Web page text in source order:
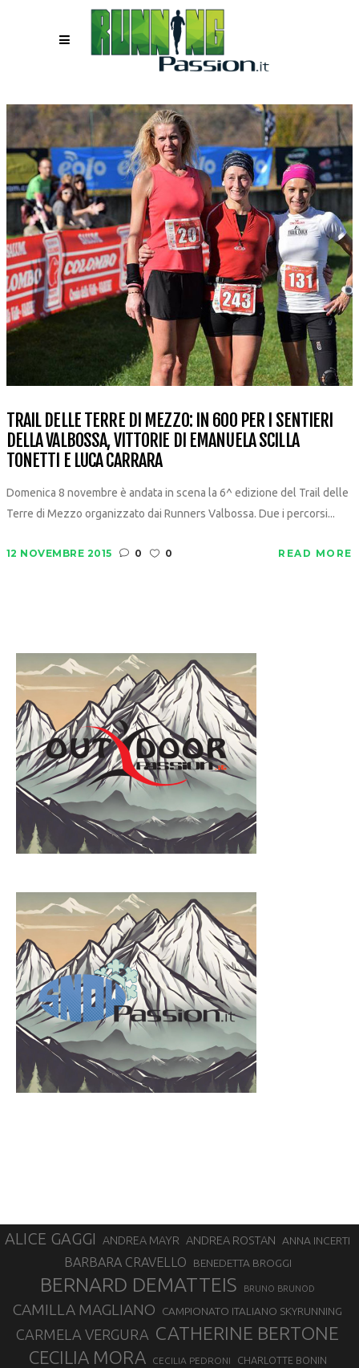
TRAIL DELLE TERRE DI MEZZO: IN 600 PER I SENTIERI
DELLA VALBOSSA, VITTORIE DI EMANUELA SCILLA
TONETTI E LUCA CARRARA
Domenica 8 novembre è andata in scena la 6^ edizione del Trail delle
Terre di Mezzo organizzato dai Runners Valbossa. Due i percorsi...
12 NOVEMBRE 2015 0 0 READ MORE
ALICE GAGGI ANDREA MAYR ANDREA ROSTAN ANNA INCERTI
BARBARA CRAVELLO BENEDETTA BROGGI
BERNARD DEMATTEIS BRUNO BRUNOD
CAMILLA MAGLIANO CAMPIONATO ITALIANO SKYRUNNING
CARMELA VERGURA CATHERINE BERTONE
CECILIA MORA CECILIA PEDRONI CHARLOTTE BONIN